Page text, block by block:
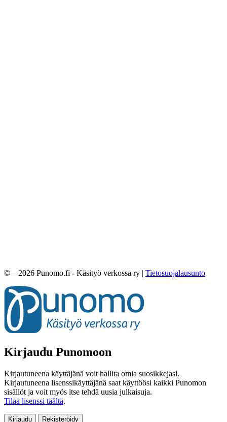
© – 2026 Punomo.fi - Käsityö verkossa ry | Tietosuojalausunto
Kirjaudu Punomoon
Kirjautuneena käyttäjänä voit hallita omia suosikkejasi.
Kirjautuneena lisenssikäyttäjänä saat käyttöösi kaikki Punomon
sisällöt ja voit myös itse tehdä uusia julkaisuja.
Tilaa lisenssi täältä.
Kirjaudu Rekisteröidy